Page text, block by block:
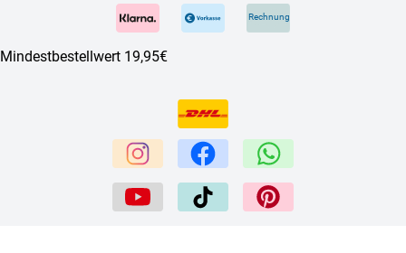
Rechnung
Mindestbestellwert 19,95€